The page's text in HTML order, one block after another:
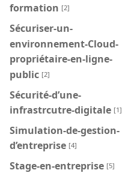
formation [2]
Sécuriser-un-
environnement-Cloud-
propriétaire-en-ligne-
public [2]
Sécurité-d’une-
infrastrcutre-digitale [1]
Simulation-de-gestion-
d’entreprise [4]
Stage-en-entreprise [5]